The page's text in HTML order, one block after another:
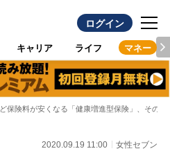
ログイン
キャリア ライフ マネー
保険料が安くなる「健康増進型保険」、その大
2020.09.19 11:00 女性セブン